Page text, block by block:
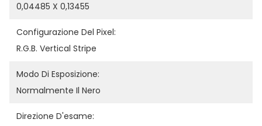
0,04485 X 0,13455
Configurazione Del Pixel:
R.G.B. Vertical Stripe
Modo Di Esposizione:
Normalmente Il Nero
Direzione D'esame: